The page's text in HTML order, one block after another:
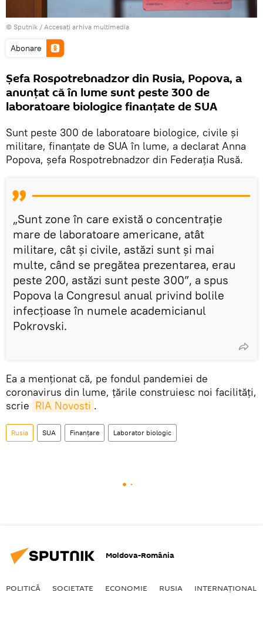
© Sputnik / Accesați arhiva multimedia
Abonare
Șefa Rospotrebnadzor din Rusia, Popova, a
anunțat că în lume sunt peste 300 de
laboratoare biologice finanțate de SUA
Sunt peste 300 de laboratoare biologice, civile și
militare, finanțate de SUA în lume, a declarat Anna
Popova, șefa Rospotrebnadzor din Federația Rusă.
„Sunt zone în care există o concentrație
mare de laboratoare americane, atât
militare, cât și civile, astăzi sunt și mai
multe, când se pregătea prezentarea, erau
peste 200, astăzi sunt peste 300”, a spus
Popova la Congresul anual privind bolile
infecțioase în numele academicianul
Pokrovski.
Ea a menționat că, pe fondul pandemiei de
coronavirus din lume, țările construiesc noi facilități,
scrie RIA Novosti .
Rusia SUA Finanțare Laborator biologic
Moldova-România
POLITICĂ SOCIETATE ECONOMIE RUSIA INTERNAŢIONAL